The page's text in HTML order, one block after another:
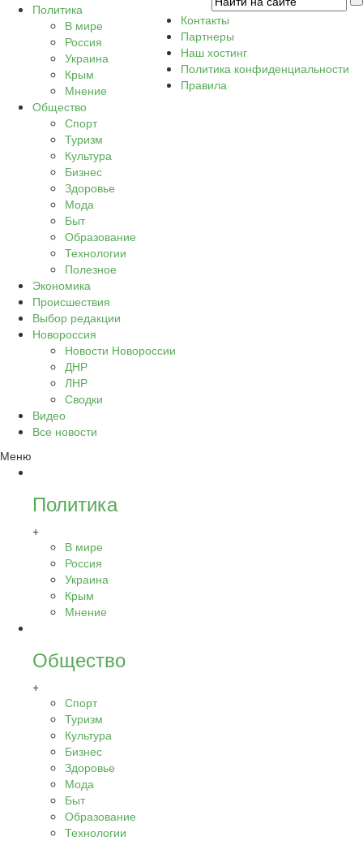
Политика
В мире
Россия
Украина
Крым
Мнение
Общество
Спорт
Туризм
Культура
Бизнес
Здоровье
Мода
Быт
Образование
Технологии
Полезное
Экономика
Происшествия
Выбор редакции
Новороссия
Новости Новороссии
ДНР
ЛНР
Сводки
Видео
Все новости
Меню
Политика
+
В мире
Россия
Украина
Крым
Мнение
Общество
+
Спорт
Туризм
Культура
Бизнес
Здоровье
Мода
Быт
Образование
Технологии
Контакты
Партнеры
Наш хостинг
Политика конфиденциальности
Правила